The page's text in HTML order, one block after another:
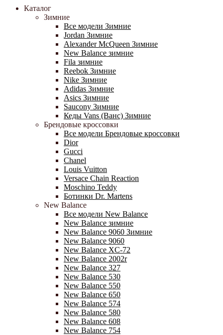
Каталог
Зимние
Все модели Зимние
Jordan Зимние
Alexander McQueen Зимние
New Balance зимние
Fila зимние
Reebok Зимние
Nike Зимние
Adidas Зимние
Asics Зимние
Saucony Зимние
Кеды Vans (Ванс) Зимние
Брендовые кроссовки
Все модели Брендовые кроссовки
Dior
Gucci
Chanel
Louis Vuitton
Versace Chain Reaction
Moschino Teddy
Ботинки Dr. Martens
New Balance
Все модели New Balance
New Balance зимние
New Balance 9060 Зимние
New Balance 9060
New Balance XC-72
New Balance 2002r
New Balance 327
New Balance 530
New Balance 550
New Balance 650
New Balance 574
New Balance 580
New Balance 608
New Balance 754